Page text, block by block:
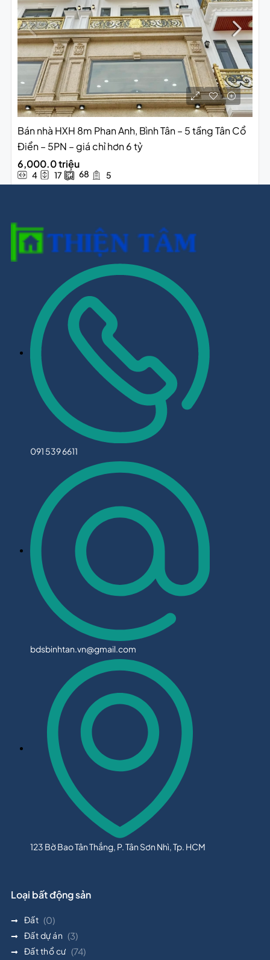
Bán nhà HXH 8m Phan Anh, Bình Tân – 5 tầng Tân Cổ
Điển – 5PN – giá chỉ hơn 6 tỷ
6,000.0 triệu
4 17 68 5
091 539 6611
bdsbinhtan.vn@gmail.com
123 Bờ Bao Tân Thắng, P. Tân Sơn Nhì, Tp. HCM
Loại bất động sản
Đất (0)
Đất dự án (3)
Đất thổ cư (74)